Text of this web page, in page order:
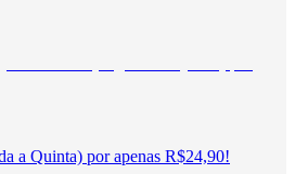
a Quinta) por apenas R$24,90!